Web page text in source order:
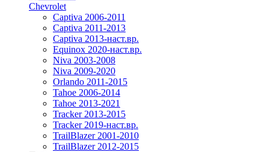
Chevrolet
Captiva 2006-2011
Captiva 2011-2013
Captiva 2013-наст.вр.
Equinox 2020-наст.вр.
Niva 2003-2008
Niva 2009-2020
Orlando 2011-2015
Tahoe 2006-2014
Tahoe 2013-2021
Tracker 2013-2015
Tracker 2019-наст.вр.
TrailBlazer 2001-2010
TrailBlazer 2012-2015